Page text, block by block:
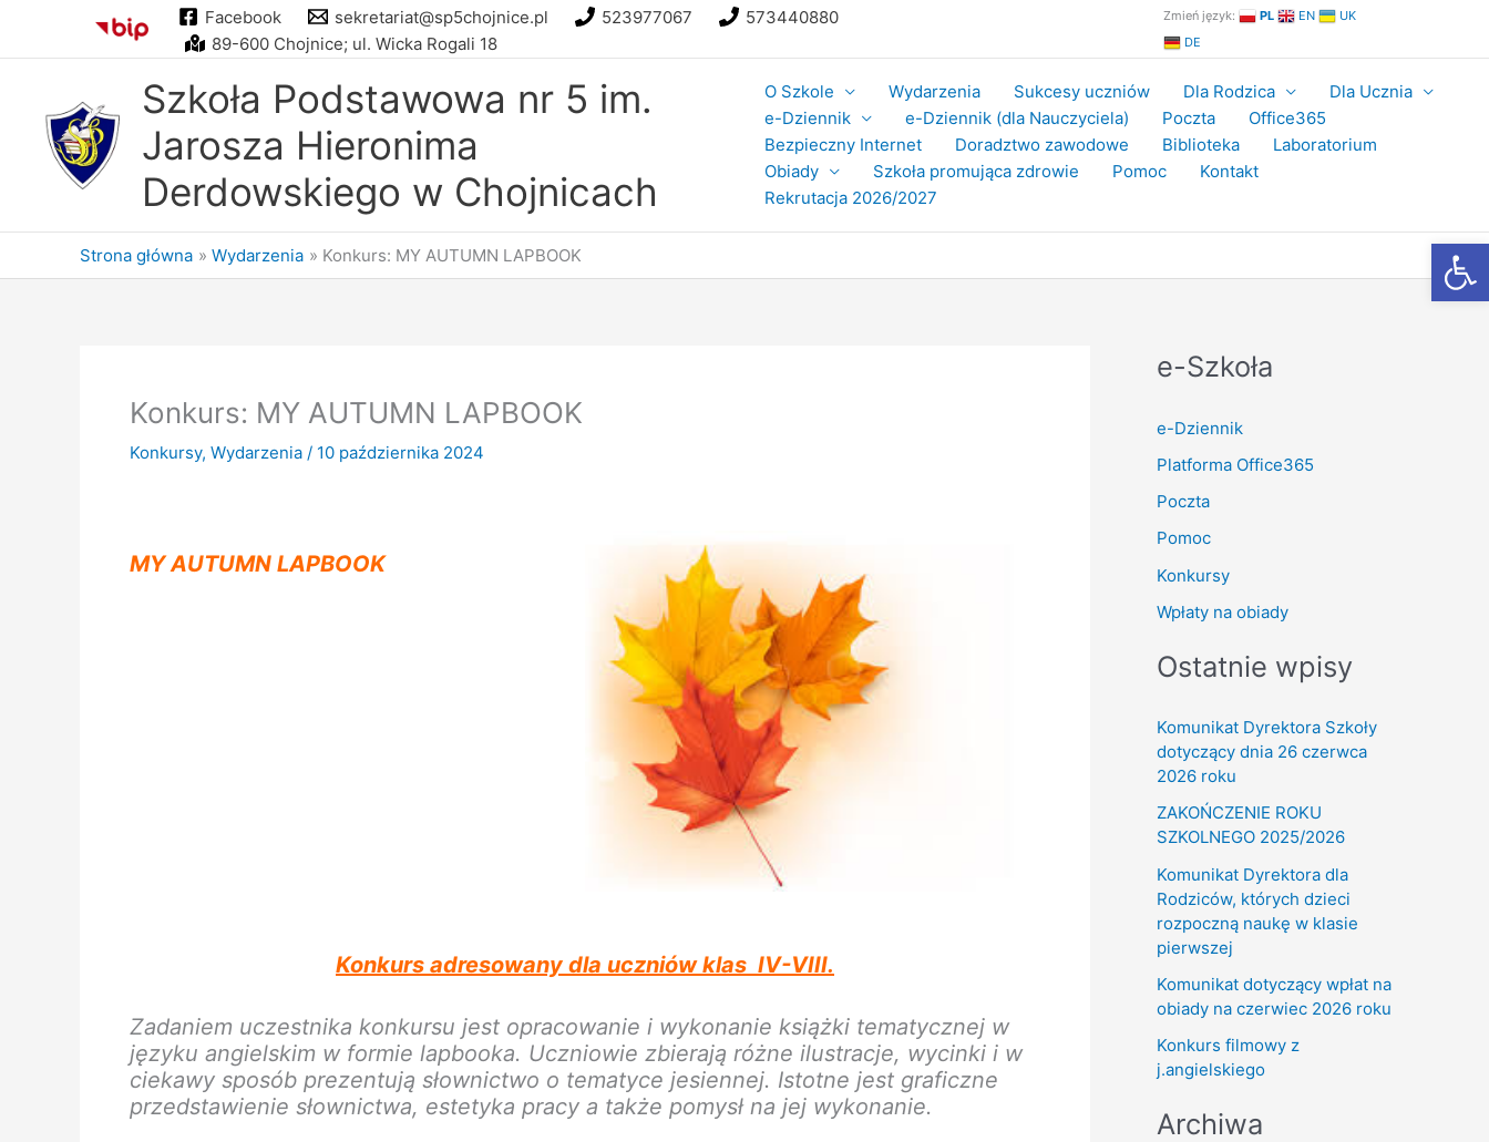
treści
Facebook sekretariat@sp5chojnice.pl 523977067
573440880
89-600 Chojnice; ul. Wicka Rogali 18
Zmień język: PL EN
UK
DE
Szkoła Podstawowa nr 5 im.
Jarosza Hieronima
Derdowskiego w Chojnicach
O Szkole Wydarzenia Sukcesy uczniów Dla Rodzica
Dla Ucznia
e-Dziennik
e-Dziennik (dla Nauczyciela) Poczta
Office365
Bezpieczny Internet
Doradztwo zawodowe Biblioteka
Laboratorium
Obiady
Szkoła promująca zdrowie Pomoc
Kontakt
Rekrutacja 2026/2027
Strona główna Wydarzenia Konkurs: MY AUTUMN LAPBOOK
Konkurs: MY AUTUMN LAPBOOK
Konkursy, Wydarzenia / 10 października 2024
MY AUTUMN LAPBOOK
Konkurs adresowany dla uczniów klas IV-VIII.
Zadaniem uczestnika konkursu jest opracowanie i wykonanie książki tematycznej w
języku angielskim w formie lapbooka. Uczniowie zbierają różne ilustracje, wycinki i w
ciekawy sposób prezentują słownictwo o tematyce jesiennej. Istotne jest graficzne
przedstawienie słownictwa, estetyka pracy a także pomysł na jej wykonanie.
e-Szkoła
e-Dziennik
Platforma Office365
Poczta
Pomoc
Konkursy
Wpłaty na obiady
Ostatnie wpisy
Komunikat Dyrektora Szkoły
dotyczący dnia 26 czerwca
2026 roku
ZAKOŃCZENIE ROKU
SZKOLNEGO 2025/2026
Komunikat Dyrektora dla
Rodziców, których dzieci
rozpoczną naukę w klasie
pierwszej
Komunikat dotyczący wpłat na
obiady na czerwiec 2026 roku
Konkurs filmowy z
j.angielskiego
Archiwa